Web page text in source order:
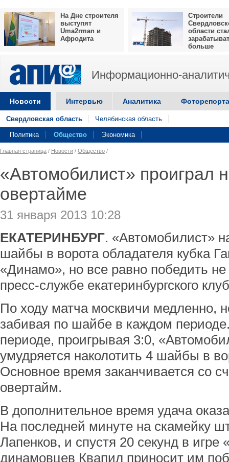
На Дне строителя
выступят
Uma2rman и
Афродита
Строители
области
больше
Информационно-
Новости Интервью Аналитика
Свердловская область Челябинская область
Политика Общество Экономика
Главная страница / Новости / Общество /
«Автомобилист» проиграл
овертайме
31 января 2013 10:28
ЕКАТЕРИНБУРГ. «Автомобилист»
шайбы в ворота обладателя кубка
«Динамо», но все равно победить
пресс-службе екатеринбургского
По ходу матча москвичи медленно,
забивая по шайбе в каждом
периоде, проигрывая 3:0,
умудряется наколотить 4 шайбы в
Основное время заканчивается со
овертайм.
В дополнительное время удача
На последней минуте на скамейку
Лапенков, и спустя 20 секунд в
динамовцев Квапил приносит им